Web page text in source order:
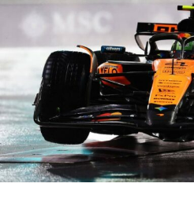
Pikëpamje
Art Jete
Kulturë
Showbiz
Ekonomi